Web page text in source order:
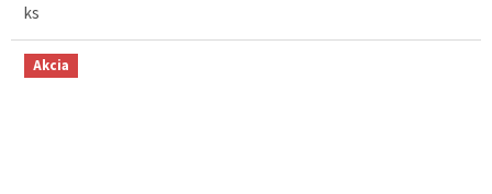
ks
Akcia